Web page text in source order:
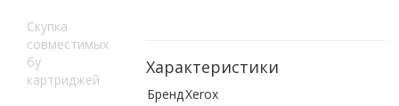
Скупка
совместимых
бу
картриджей
Характеристики
БрендXerox